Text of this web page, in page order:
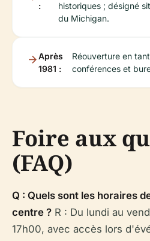
:
historiques ; désigné
du Michigan.
Après
1981 :
Réouverture en
conférences et
Foire aux
(FAQ)
Q : Quels sont les horaires
centre ? R : Du lundi au
17h00, avec accès lors